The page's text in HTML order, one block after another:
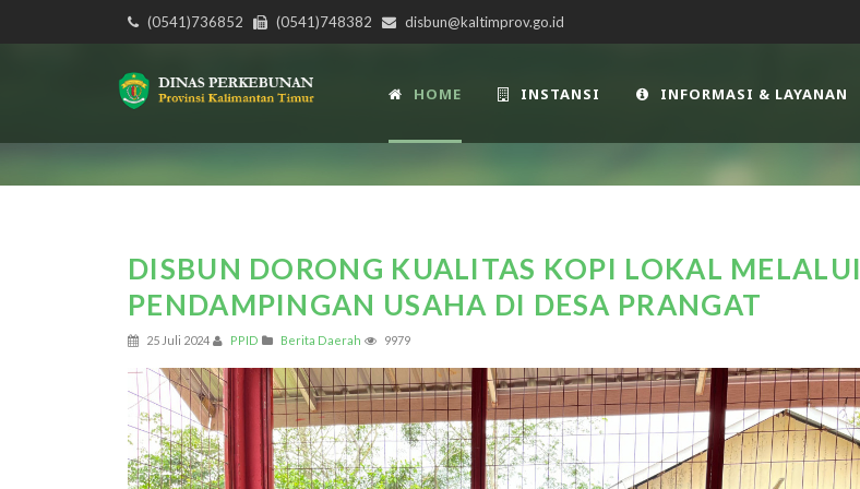
(0541)736852 (0541)748382 disbun@kaltimprov.go.id
HOME INSTANSI INFORMASI & LAYANAN
DISBUN DORONG KUALITAS KOPI LOKAL MELALUI
PENDAMPINGAN USAHA DI DESA PRANGAT
25 Juli 2024 PPID Berita Daerah 9979